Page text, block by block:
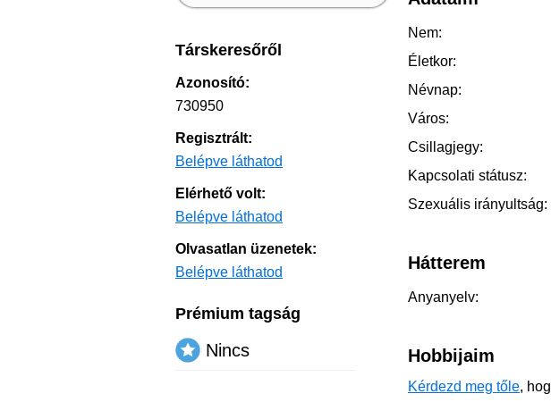
Nem:
Életkor:
Névnap:
Város:
Csillagjegy:
Kapcsolati státusz:
Szexuális irányultság:
Hátterem
Anyanyelv:
Hobbijaim
Kérdezd meg tőle,
Társkeresőről
Azonosító:
730950
Regisztrált:
Belépve láthatod
Elérhető volt:
Belépve láthatod
Olvasatlan üzenetek:
Belépve láthatod
Prémium tagság
Nincs